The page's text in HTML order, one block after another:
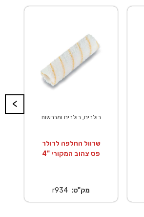
רולרים, רולרים ומברשות
שרוול החלפה לרולר
פס צהוב המקורי "4
מק"ט: r934
<